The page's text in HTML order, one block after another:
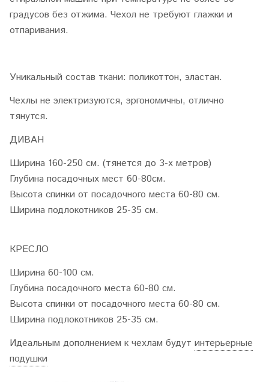
градусов без отжима. Чехол не требуют глажки и
отпаривания.
Уникальный состав ткани: поликоттон, эластан.
Чехлы не электризуются, эргономичны, отлично
тянутся.
ДИВАН
Ширина 160-250 см. (тянется до 3-х метров)
Глубина посадочных мест 60-80см.
Высота спинки от посадочного места 60-80 см.
Ширина подлокотников 25-35 см.
КРЕСЛО
Ширина 60-100 см.
Глубина посадочного места 60-80 см.
Высота спинки от посадочного места 60-80 см.
Ширина подлокотников 25-35 см.
Идеальным дополнением к чехлам будут интерьерные
подушки